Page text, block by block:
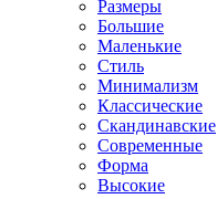
Размеры
Большие
Маленькие
Стиль
Минимализм
Классические
Скандинавские
Современные
Форма
Высокие